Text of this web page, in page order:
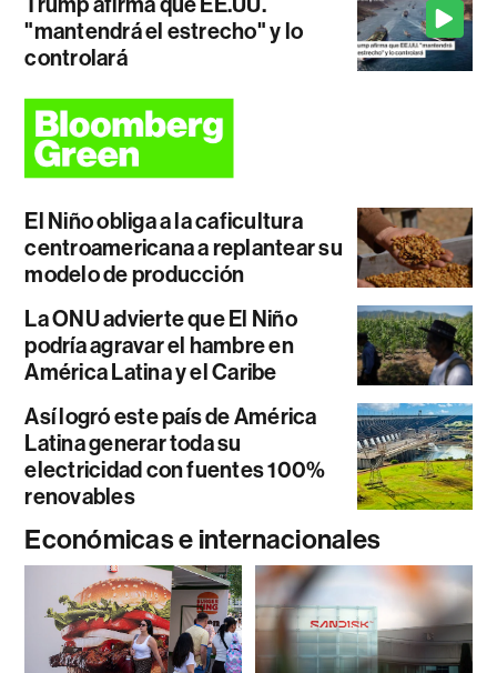
"mantendrá el estrecho" y lo
controlará
El Niño obliga a la caficultura
centroamericana a replantear su
modelo de producción
La ONU advierte que El Niño
podría agravar el hambre en
América Latina y el Caribe
Así logró este país de América
Latina generar toda su
electricidad con fuentes 100%
renovables
Económicas e internacionales